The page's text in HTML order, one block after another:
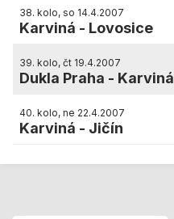
38. kolo, so 14.4.2007
Karviná - Lovosice
39. kolo, čt 19.4.2007
Dukla Praha - Karviná
40. kolo, ne 22.4.2007
Karviná - Jičín